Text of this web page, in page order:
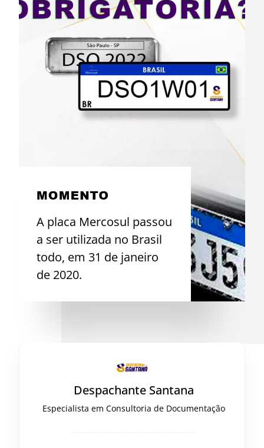
A placa Mercosul passou
a ser utilizada no Brasil
todo, em 31 de janeiro
de 2020.
Despachante Santana
Especialista em Consultoria de Documentação